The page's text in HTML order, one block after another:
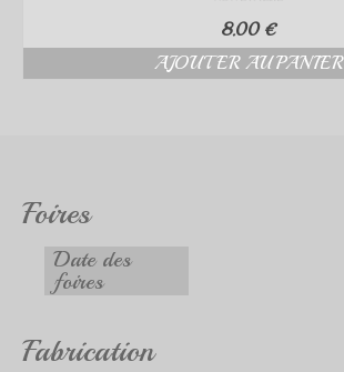
8.00 €
AJOUTER AU PANIER
Foires
Date des
foires
Fabrication